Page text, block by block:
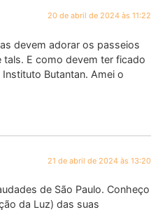
20 de abril de 2024 às 11:22
devem adorar os passeios
E como devem ter ficado
Butantan. Amei o
21 de abril de 2024 às 13:20
de São Paulo. Conheço
da Luz) das suas